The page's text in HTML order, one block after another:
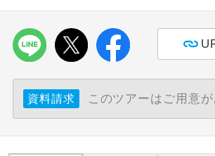
資料請求 このツアーはご用意